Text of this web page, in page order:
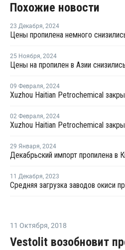
Похожие новости
23 Декабря, 2024
Цены пропилена немного
25 Ноября, 2024
Цены на пропилен в Азии
09 Февраля, 2024
02 Февраля, 2024
29 Января, 2024
Декабрьский импорт пропилена в
11 Декабря, 2023
11 Октября, 2018
Vestolit возобновит